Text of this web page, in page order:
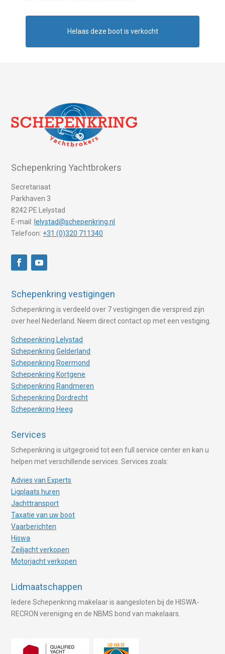
Helaas deze boot is verkocht
Schepenkring Yachtbrokers
Secretariaat
Parkhaven 3
8242 PE Lelystad
E-mail: lelystad@schepenkring.nl
Telefoon: +31 (0)320 711340
Schepenkring vestigingen
Schepenkring is verdeeld over 7 vestigingen die verspreid zijn
over heel Nederland. Neem direct contact op met een vestiging.
Schepenkring Lelystad
Schepenkring Gelderland
Schepenkring Roermond
Schepenkring Kortgene
Schepenkring Randmeren
Schepenkring Dordrecht
Schepenkring Heeg
Services
Schepenkring is uitgegroeid tot een full service center en kan u
helpen met verschillende services. Services zoals:
Advies van Experts
Ligplaats huren
Jachttransport
Taxatie van uw boot
Vaarberichten
Hiswa
Zeiljacht verkopen
Motorjacht verkopen
Lidmaatschappen
Iedere Schepenkring makelaar is aangesloten bij de HISWA-
RECRON vereniging en de NBMS bond van makelaars.